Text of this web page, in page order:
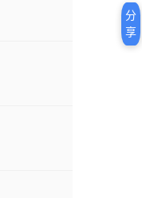
分
享